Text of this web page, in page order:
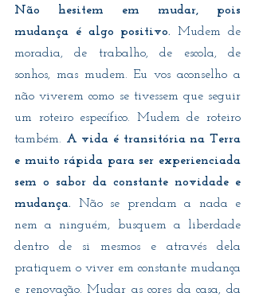
Não hesitem em mudar, pois
mudança é algo positivo. Mudem de
moradia, de trabalho, de escola, de
sonhos, mas mudem. Eu vos aconselho a
não viverem como se tivessem que seguir
um roteiro específico. Mudem de roteiro
também. A vida é transitória na Terra
e muito rápida para ser experienciada
sem o sabor da constante novidade e
mudança. Não se prendam a nada e
nem a ninguém, busquem a liberdade
dentro de si mesmos e através dela
pratiquem o viver em constante mudança
e renovação. Mudar as cores da casa, da